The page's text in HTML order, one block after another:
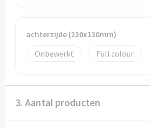
Drinkbekers
achterzijde (230x130mm)
Onbewerkt
Full colour
3. Aantal producten